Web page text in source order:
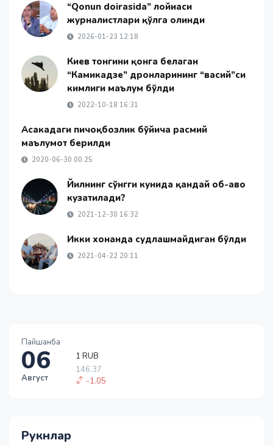
Пайшанба
06
Август
1 RUB
146.37
-1.05
Рукнлар
“Qonun doirasida” лойиҳаси
журналистлари қўлга олинди
2026-01-23 12:18
Киев тонгини қонга белаган
“Камикадзе” дронларининг “васий”си
кимлиги маълум бўлди
2022-10-18 16:31
Асакадаги пичоқбозлик бўйича расмий
маълумот берилди
2020-06-30 00:25
Йилнинг сўнгги кунида қандай об-ҳаво
кузатилади?
2021-12-30 16:32
Икки хонанда судлашмайдиган бўлди
2021-04-22 20:11